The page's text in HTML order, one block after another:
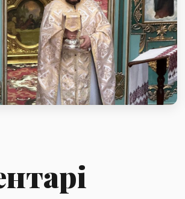
про митаря і фарисея